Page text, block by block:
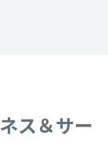
ス＆サー